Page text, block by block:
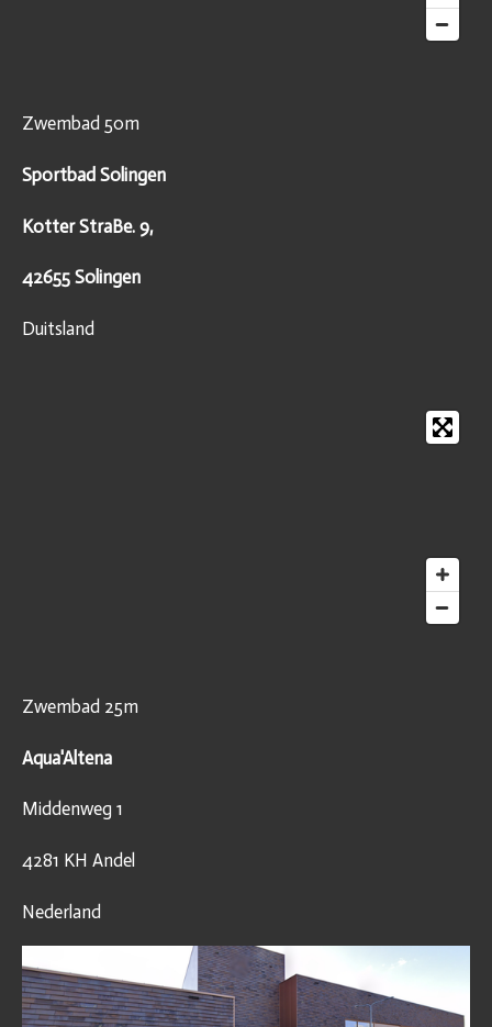
Zwembad 50m
Sportbad Solingen
Kotter StraBe. 9,
42655 Solingen
Duitsland
Zwembad 25m
Aqua'Altena
Middenweg 1
4281 KH Andel
Nederland